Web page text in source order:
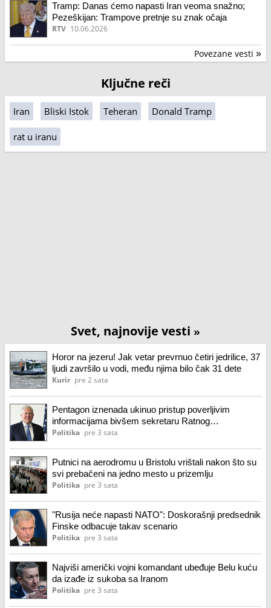
Tramp: Danas ćemo napasti Iran veoma snažno;
Pezeškijan: Trampove pretnje su znak očaja
RTV 10.06.2026
Povezane vesti »
Ključne reči
Iran Bliski Istok Teheran Donald Tramp
rat u iranu
Svet, najnovije vesti »
Horor na jezeru! Jak vetar prevrnuo četiri jedrilice, 37
ljudi završilo u vodi, među njima bilo čak 31 dete
Kurir pre 2 sata
Pentagon iznenada ukinuo pristup poverljivim
informacijama bivšem sekretaru Ratnog
vazduhoplovstva
Politika pre 3 sata
Putnici na aerodromu u Bristolu vrištali nakon što su
svi prebačeni na jedno mesto u prizemlju
Politika pre 3 sata
"Rusija neće napasti NATO": Doskorašnji predsednik
Finske odbacuje takav scenario
Politika pre 3 sata
Najviši američki vojni komandant ubeđuje Belu kuću
da izađe iz sukoba sa Iranom
Politika pre 3 sata